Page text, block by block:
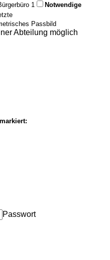
1
Notwendige
Passbild
Abteilung möglich
Passwort